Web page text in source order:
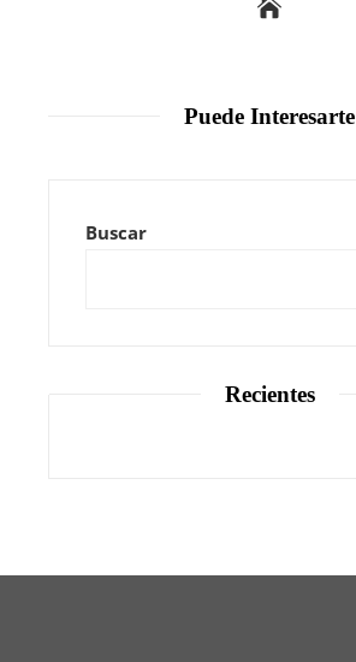
Puede Interesarte
Buscar
Recientes